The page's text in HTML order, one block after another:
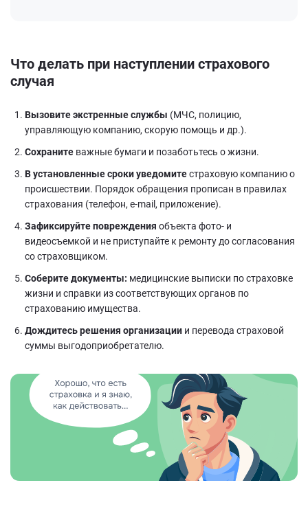
Что делать при наступлении страхового
случая
Вызовите экстренные службы (МЧС, полицию,
управляющую компанию, скорую помощь и др.).
Сохраните важные бумаги и позаботьтесь о жизни.
В установленные сроки уведомитестраховую компанию о
происшествии. Порядок обращения прописан в правилах
страхования (телефон, e-mail, приложение).
Зафиксируйте повреждения объекта фото- и
видеосъемкой и не приступайте к ремонту до согласования
со страховщиком.
Соберите документы: медицинские выписки по страховке
жизни и справки из соответствующих органов по
страхованию имущества.
Дождитесь решения организации и перевода страховой
суммы выгодоприобретателю.